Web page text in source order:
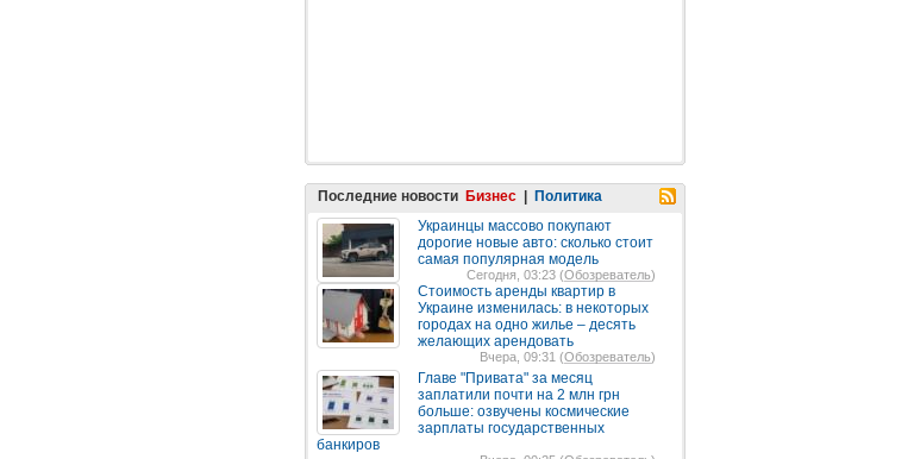
Последние новости Бизнес
Политика
Украинцы массово покупают
дорогие новые авто: сколько стоит
самая популярная модель
Сегодня, 03:23 (Обозреватель)
Стоимость аренды квартир в
Украине изменилась: в некоторых
городах на одно жилье – десять
желающих арендовать
Вчера, 09:31 (Обозреватель)
Главе "Привата" за месяц
заплатили почти на 2 млн грн
больше: озвучены космические
зарплаты государственных
банкиров